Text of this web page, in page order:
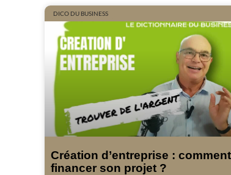
DICO DU BUSINESS
Création d’entreprise : comment
financer son projet ?